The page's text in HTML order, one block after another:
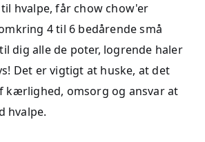
hvalpe, får chow chow'er
4 til 6 bedårende små
dig alle de poter, logrende haler
Det er vigtigt at huske, at det
kærlighed, omsorg og ansvar at
hvalpe.